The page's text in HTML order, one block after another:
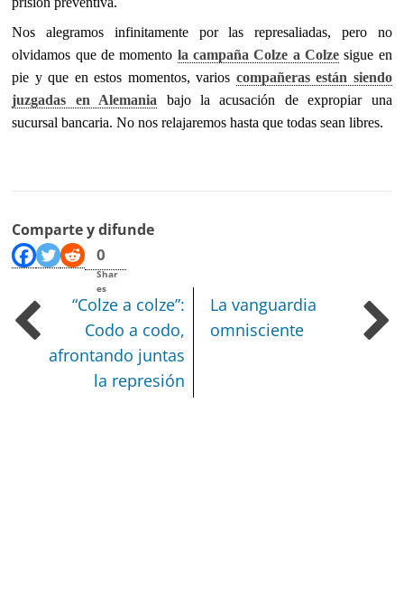
Nos alegramos infinitamente por las represaliadas, pero no
olvidamos que de momento la campaña Colze a Colzesigue en
pie y que en estos momentos, varios compañeras están siendo
juzgadas en Alemania bajo la acusación de expropiar una
sucursal bancaria. No nos relajaremos hasta que todas sean libres.
Comparte y difunde
0
Shar
es
“Colze a colze”:
Codo a codo,
afrontando juntas
la represión
La vanguardia
omnisciente